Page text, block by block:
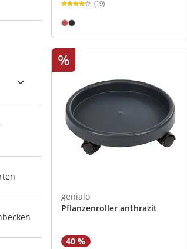
(19)
%
genialo
Pflanzenroller anthrazit
40 %